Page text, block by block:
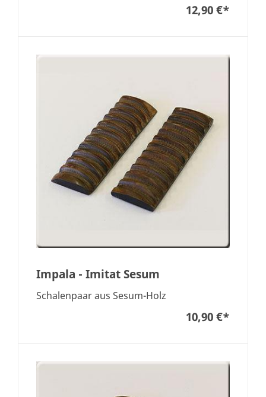
12,90 €*
Impala - Imitat Sesum
Schalenpaar aus Sesum-Holz
10,90 €*